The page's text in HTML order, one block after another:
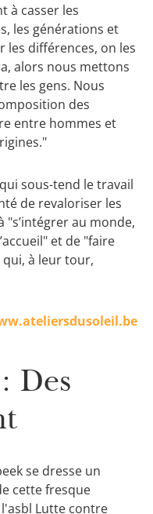
à casser les
les générations et
les différences, on les
alors nous mettons
les gens. Nous
des
entre hommes et
sous-tend le travail
de revaloriser les
"s’intégrer au monde,
et de "faire
à leur tour,
Des
se dresse un
cette fresque
Lutte contre